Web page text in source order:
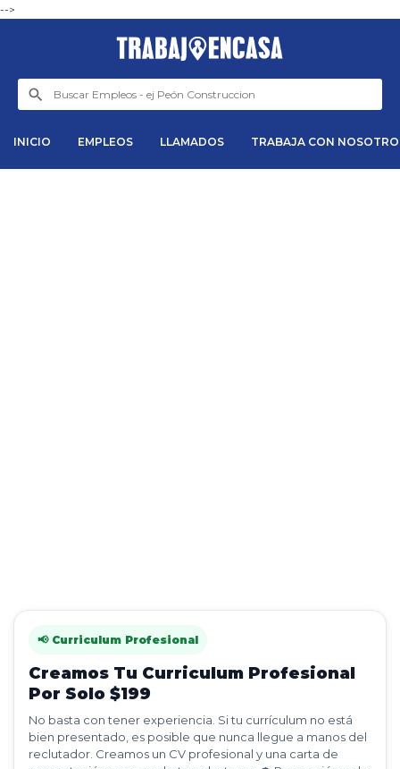
-->
INICIO EMPLEOS LLAMADOS TRABAJA CON
📢 Curriculum Profesional
Creamos Tu Curriculum Profesional
Por Solo $199
No basta con tener experiencia. Si tu currículum no está
bien presentado, es posible que nunca llegue a manos del
reclutador. Creamos un CV profesional y una carta de